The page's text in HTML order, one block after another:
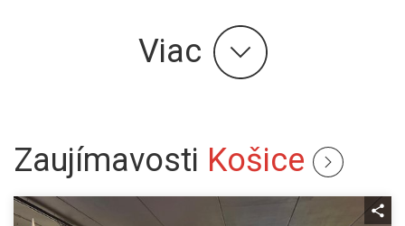
Viac
Zaujímavosti Košice